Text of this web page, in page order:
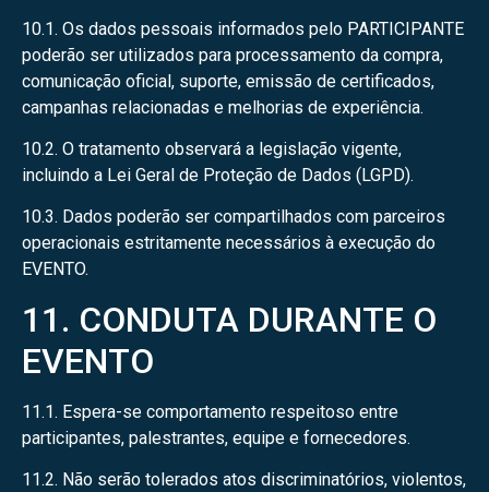
10.1. Os dados pessoais informados pelo PARTICIPANTE
poderão ser utilizados para processamento da compra,
comunicação oficial, suporte, emissão de certificados,
campanhas relacionadas e melhorias de experiência.
10.2. O tratamento observará a legislação vigente,
incluindo a Lei Geral de Proteção de Dados (LGPD).
10.3. Dados poderão ser compartilhados com parceiros
operacionais estritamente necessários à execução do
EVENTO.
11. CONDUTA DURANTE O
EVENTO
11.1. Espera-se comportamento respeitoso entre
participantes, palestrantes, equipe e fornecedores.
11.2. Não serão tolerados atos discriminatórios, violentos,